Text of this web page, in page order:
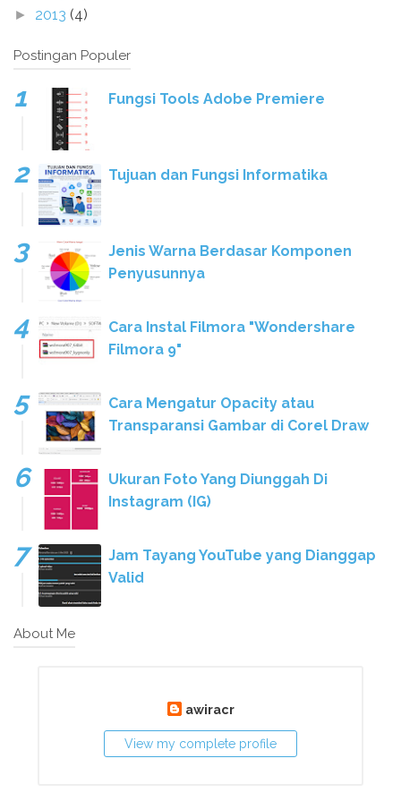
► 2013 (4)
Postingan Populer
Fungsi Tools Adobe Premiere
Tujuan dan Fungsi Informatika
Jenis Warna Berdasar Komponen
Penyusunnya
Cara Instal Filmora "Wondershare
Filmora 9"
Cara Mengatur Opacity atau
Transparansi Gambar di Corel Draw
Ukuran Foto Yang Diunggah Di
Instagram (IG)
Jam Tayang YouTube yang Dianggap
Valid
About Me
awiracr
View my complete profile